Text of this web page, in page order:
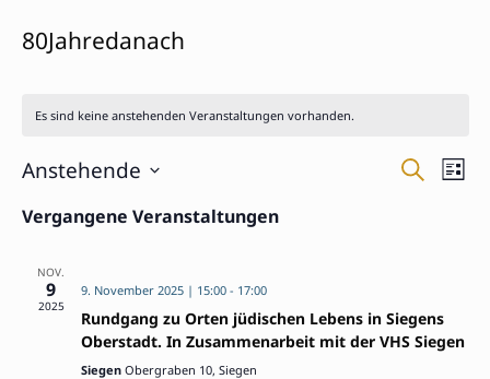
80Jahredanach
Es sind keine anstehenden Veranstaltungen vorhanden.
Suche
Liste
Anstehende
wählen.
Vergangene Veranstaltungen
NOV.
9
2025
9. November 2025 | 15:00- 17:00
Rundgang zu Orten jüdischen Lebens in Siegens
Oberstadt. In Zusammenarbeit mit der VHS Siegen
Siegen Obergraben 10, Siegen